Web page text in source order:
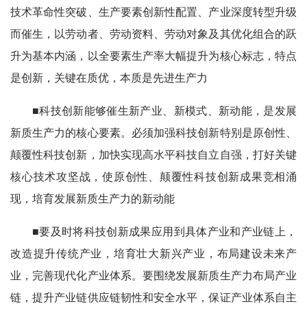
技术革命性突破、生产要素创新性配置、产业深度转型升级
而催生，以劳动者、劳动资料、劳动对象及其优化组合的跃
升为基本内涵，以全要素生产率大幅提升为核心标志，特点
是创新，关键在质优，本质是先进生产力
■科技创新能够催生新产业、新模式、新动能，是发展
新质生产力的核心要素。必须加强科技创新特别是原创性、
颠覆性科技创新，加快实现高水平科技自立自强，打好关键
核心技术攻坚战，使原创性、颠覆性科技创新成果竞相涌
现，培育发展新质生产力的新动能
■要及时将科技创新成果应用到具体产业和产业链上，
改造提升传统产业，培育壮大新兴产业，布局建设未来产
业，完善现代化产业体系。要围绕发展新质生产力布局产业
链，提升产业链供应链韧性和安全水平，保证产业体系自主